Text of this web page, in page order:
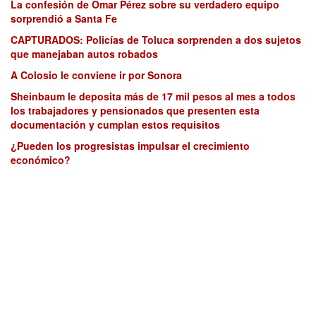
La confesión de Omar Pérez sobre su verdadero equipo
sorprendió a Santa Fe
CAPTURADOS: Policías de Toluca sorprenden a dos sujetos
que manejaban autos robados
A Colosio le conviene ir por Sonora
Sheinbaum le deposita más de 17 mil pesos al mes a todos
los trabajadores y pensionados que presenten esta
documentación y cumplan estos requisitos
¿Pueden los progresistas impulsar el crecimiento
económico?